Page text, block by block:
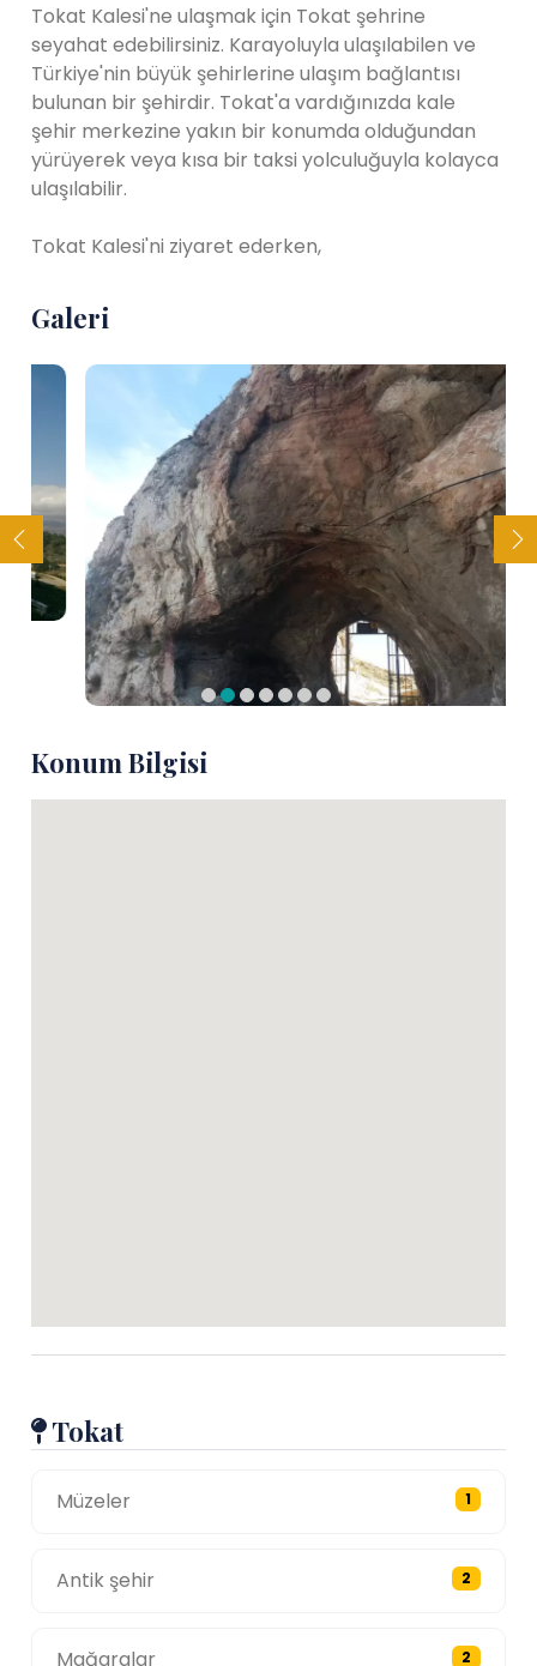
Tokat Kalesi'ne ulaşmak için Tokat şehrine
seyahat edebilirsiniz. Karayoluyla ulaşılabilen ve
Türkiye'nin büyük şehirlerine ulaşım bağlantısı
bulunan bir şehirdir. Tokat'a vardığınızda kale
şehir merkezine yakın bir konumda olduğundan
yürüyerek veya kısa bir taksi yolculuğuyla kolayca
ulaşılabilir.
Tokat Kalesi'ni ziyaret ederken,
Galeri
Konum Bilgisi
Tokat
Müzeler 1
Antik şehir 2
Mağaralar 2